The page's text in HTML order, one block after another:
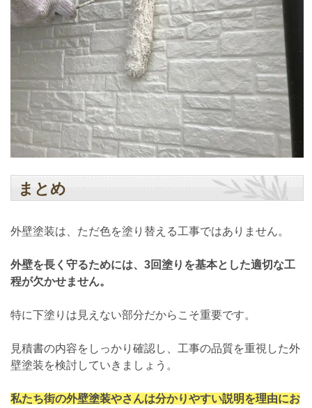
まとめ
外壁塗装は、ただ色を塗り替える工事ではありません。
外壁を長く守るためには、3回塗りを基本とした適切な工
程が欠かせません。
特に下塗りは見えない部分だからこそ重要です。
見積書の内容をしっかり確認し、工事の品質を重視した外
壁塗装を検討していきましょう。
私たち街の外壁塗装やさんは分かりやすい説明を理由にお